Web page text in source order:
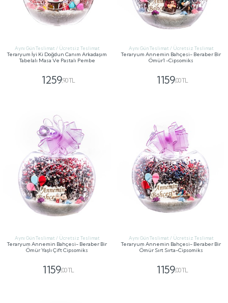
Aynı Gün Teslimat / Ücretsiz Teslimat
Teraryum İyi Ki Doğdun Canım Arkadaşım
Tabelalı Masa Ve Pastalı Pembe
1259,90 TL
Aynı Gün Teslimat / Ücretsiz Teslimat
Teraryum Annemin Bahçesi- Beraber Bir
Ömür1 -Cipsomiks
1159,00 TL
Aynı Gün Teslimat / Ücretsiz Teslimat
Teraryum Annemin Bahçesi- Beraber Bir
Ömür Yaşlı Çift Cipsomiks
1159,00 TL
Aynı Gün Teslimat / Ücretsiz Teslimat
Teraryum Annemin Bahçesi- Beraber Bir
Ömür Sırt Sırta-Cipsomiks
1159,00 TL